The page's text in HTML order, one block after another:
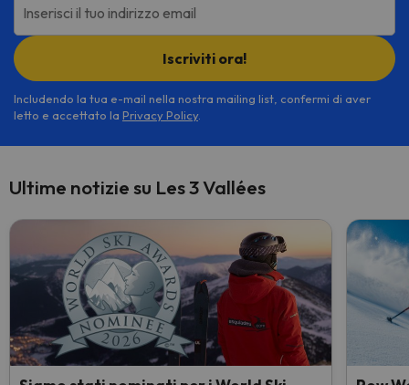
Inserisci il tuo indirizzo email
Iscriviti ora!
Includendo la tua e-mail nella nostra mailing list, confermi di aver
letto e accettato la Privacy Policy.
Ultime notizie su Les 3 Vallées